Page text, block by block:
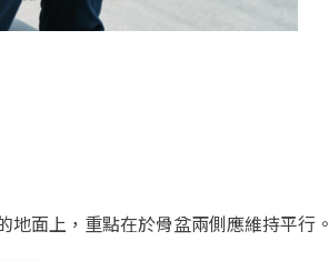
面上，重點在於骨盆兩側應維持平行。